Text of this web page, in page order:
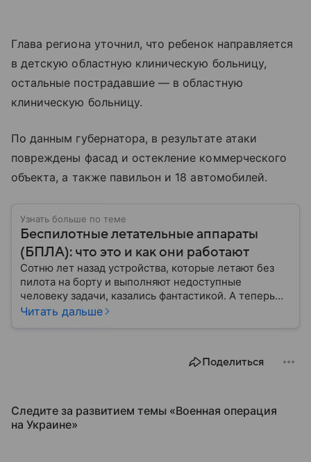
Глава региона уточнил, что ребенок направляется
в детскую областную клиническую больницу,
остальные пострадавшие — в областную
клиническую больницу.
По данным губернатора, в результате атаки
повреждены фасад и остекление коммерческого
объекта, а также павильон и 18 автомобилей.
Узнать больше по теме
Беспилотные летательные аппараты
(БПЛА): что это и как они работают
Сотню лет назад устройства, которые летают без
пилота на борту и выполняют недоступные
человеку задачи, казались фантастикой. А теперь
они стали реальностью: собрали главное о
Читать дальше
Поделиться
Следите за развитием темы «Военная операция
на Украине»